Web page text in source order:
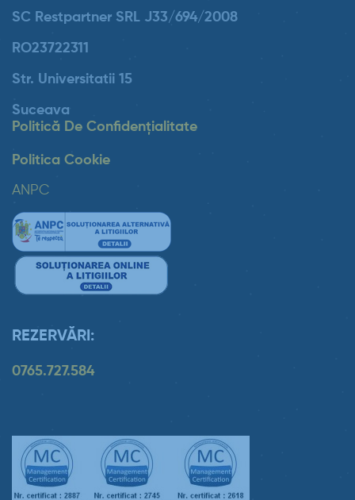
SC Restpartner SRL J33/694/2008
RO23722311
Str. Universitatii 15
Suceava
Politică De Confidențialitate
Politica Cookie
ANPC
REZERVĂRI:
0765.727.584